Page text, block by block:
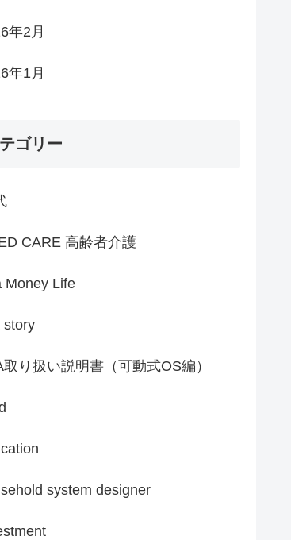
年2月
年1月
ゴリー
CARE 高齢者介護
Money Life
story
取り扱い説明書（可動式OS編）
system designer